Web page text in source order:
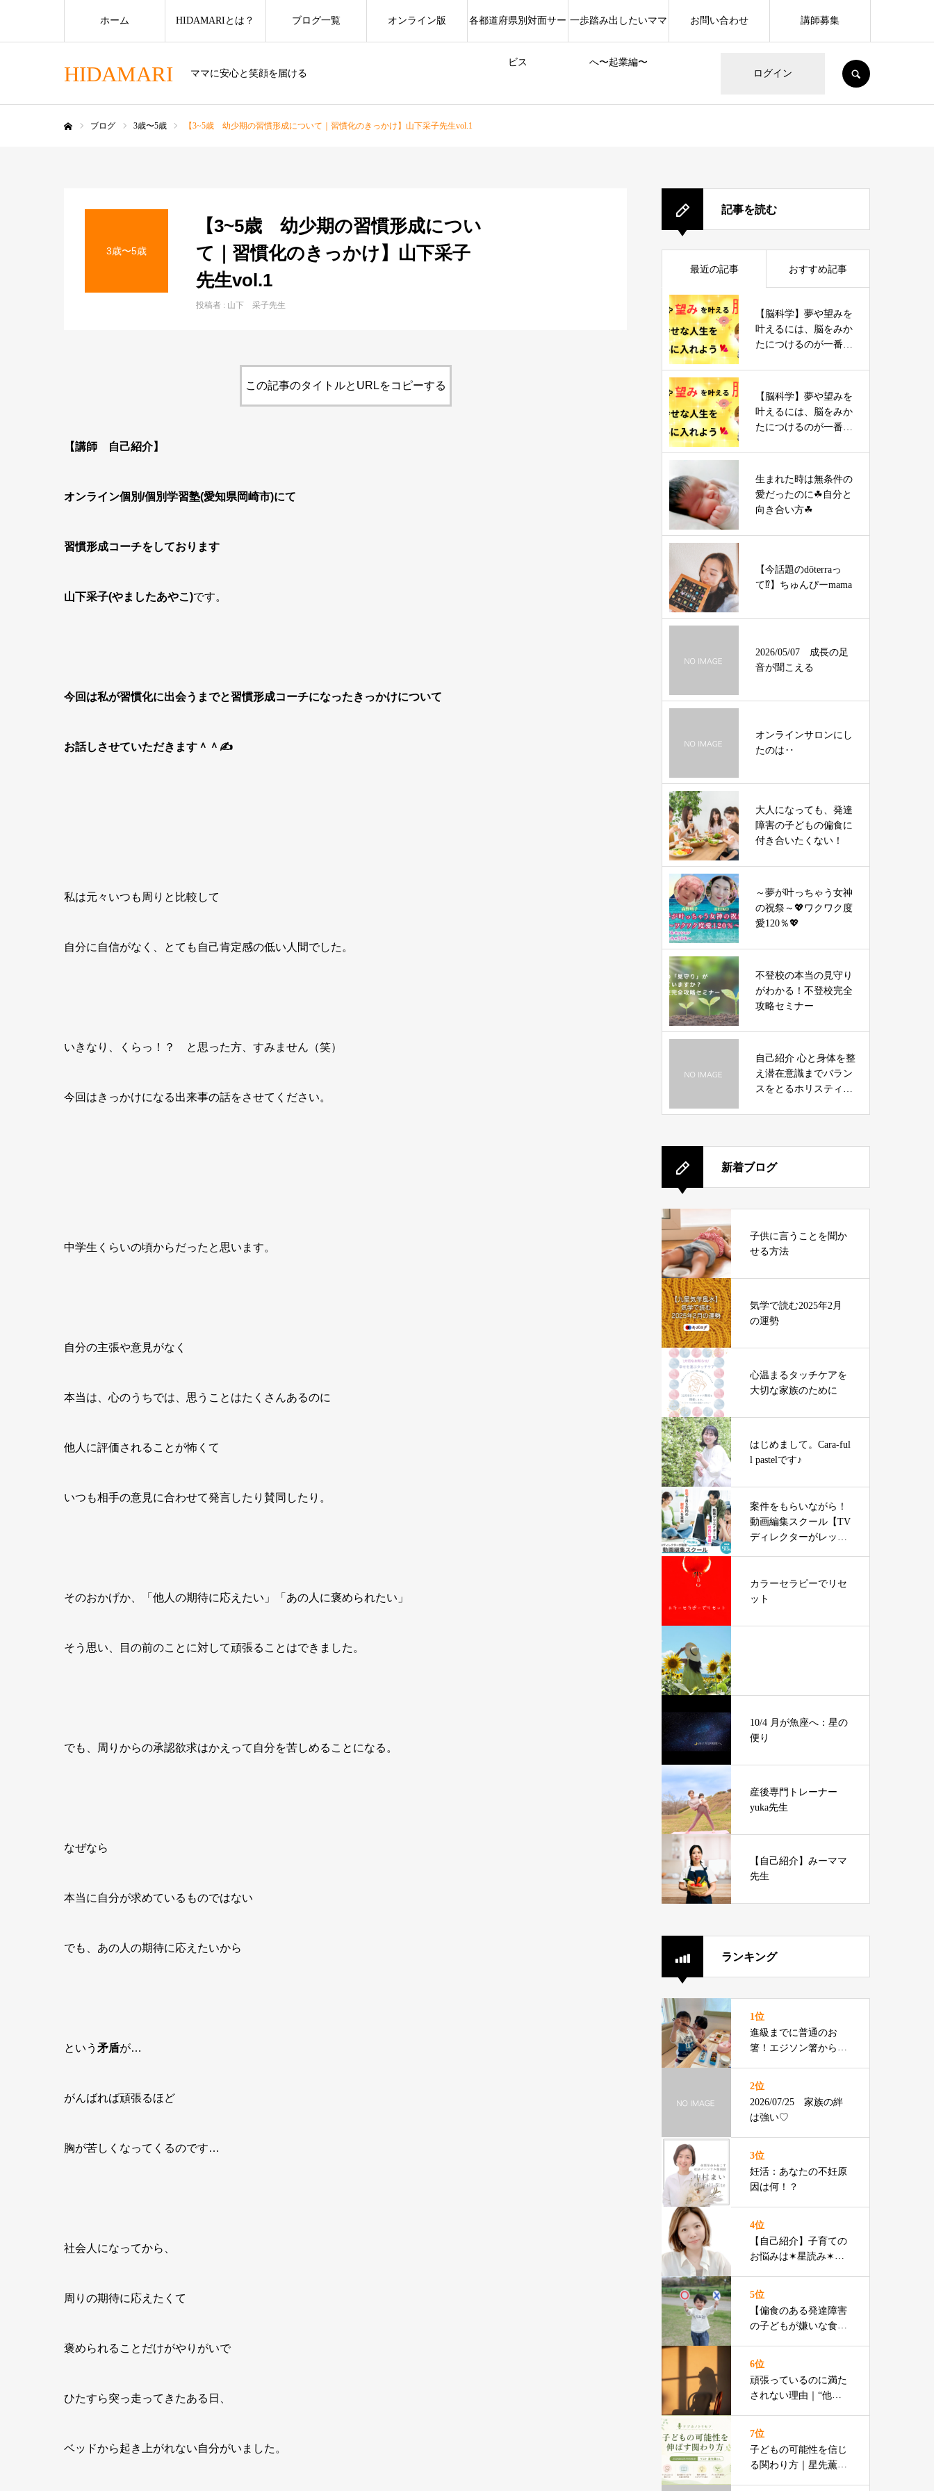
HIDAMARI ママに安心と笑顔を届ける ログイン
SEARCH
ホーム HIDAMARIとは？ ブログ一覧 オンライン版 各都道府県別対面サー
ビス
一歩踏み出したいママ
へ〜起業編〜
お問い合わせ 講師募集
ブログ 3歳〜5歳 【3~5歳 幼少期の習慣形成について｜習慣化のきっかけ】山下采子先生vol.1
3歳〜5歳
【3~5歳 幼少期の習慣形成につい
て｜習慣化のきっかけ】山下采子
先生vol.1
投稿者 : 山下 采子先生
この記事のタイトルとURLをコピーする
【講師 自己紹介】
オンライン個別/個別学習塾(愛知県岡崎市)にて
習慣形成コーチをしております
山下采子(やましたあやこ)です。
今回は私が習慣化に出会うまでと習慣形成コーチになったきっかけについて
お話しさせていただきます＾＾✍
私は元々いつも周りと比較して
自分に自信がなく、とても自己肯定感の低い人間でした。
いきなり、くらっ！？ と思った方、すみません（笑）
今回はきっかけになる出来事の話をさせてください。
中学生くらいの頃からだったと思います。
自分の主張や意見がなく
本当は、心のうちでは、思うことはたくさんあるのに
他人に評価されることが怖くて
いつも相手の意見に合わせて発言したり賛同したり。
そのおかげか、「他人の期待に応えたい」「あの人に褒められたい」
そう思い、目の前のことに対して頑張ることはできました。
でも、周りからの承認欲求はかえって自分を苦しめることになる。
なぜなら
本当に自分が求めているものではない
でも、あの人の期待に応えたいから
という 矛盾が…
がんばれば頑張るほど
胸が苦しくなってくるのです…
社会人になってから、
周りの期待に応えたくて
褒められることだけがやりがいで
ひたすら突っ走ってきたある日、
ベッドから起き上がれない自分がいました。
記事を読む
最近の記事 おすすめ記事
【脳科学】夢や望みを
叶えるには、脳をみか
たにつけるのが一番の
【脳科学】夢や望みを
叶えるには、脳をみか
たにつけるのが一番の
生まれた時は無条件の
愛だったのに☘自分と
向き合い方☘
【今話題のdōterraっ
て⁉️】ちゅんぴーmama
2026/05/07 成長の足
音が聞こえる
オンラインサロンにし
たのは‥
大人になっても、発達
障害の子どもの偏食に
付き合いたくない！
～夢が叶っちゃう女神
の祝祭～💖ワクワク度
愛120％💖
不登校の本当の見守り
がわかる！不登校完全
攻略セミナー
自己紹介 心と身体を整
え潜在意識までバラン
スをとるホリスティッ
新着ブログ
子供に言うことを聞か
せる方法
気学で読む2025年2月
の運勢
心温まるタッチケアを
大切な家族のために
はじめまして。Cara-ful
l pastelです♪
案件をもらいながら！
動画編集スクール【TV
ディレクターがレッス
カラーセラピーでリセ
ット
10/4 月が魚座へ：星の
便り
産後専門トレーナー
yuka先生
【自己紹介】みーママ
先生
ランキング
1位
進級までに普通のお
箸！エジソン箸からの
2位
2026/07/25 家族の絆
は強い♡
3位
妊活：あなたの不妊原
因は何！？
4位
【自己紹介】子育ての
お悩みは✶星読み✶で
5位
【偏食のある発達障害
の子どもが嫌いな食べ
6位
頑張っているのに満た
されない理由｜“他人
7位
子どもの可能性を信じ
る関わり方｜星先薫さ